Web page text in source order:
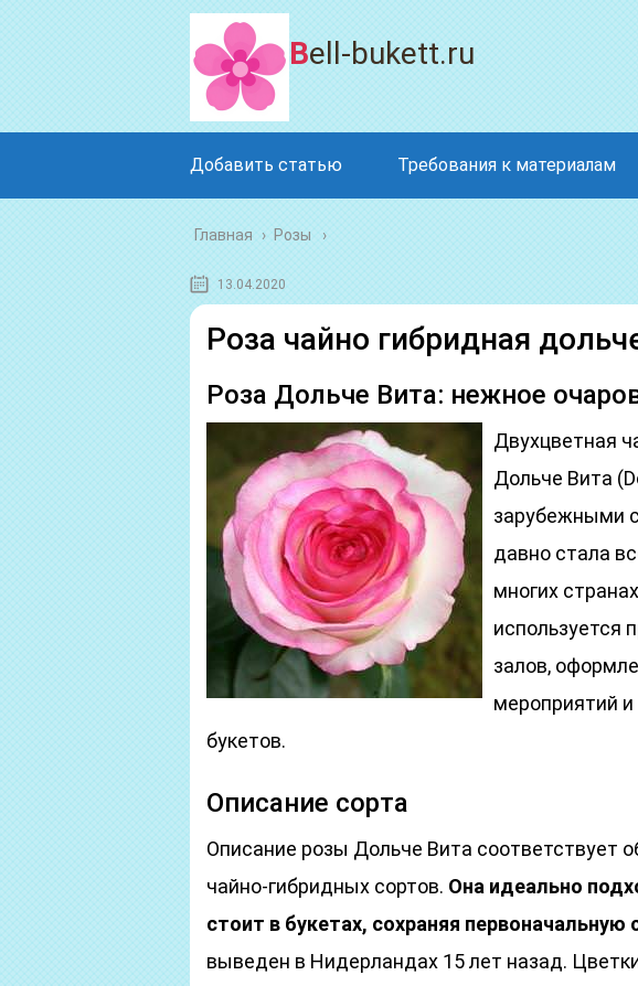
Bell-bukett.ru
Добавить статью Требования к материалам
Главная › Розы
13.04.2020
Роза чайно гибридная
Роза Дольче Вита: нежное
Двухцветная
Дольче Вита
зарубежными
давно стала
многих
используется
залов,
мероприятий
букетов.
Описание сорта
Описание розы Дольче Вита соответствует
чайно-гибридных сортов. Она идеально
стоит в букетах, сохраняя первоначальную
выведен в Нидерландах 15 лет назад.